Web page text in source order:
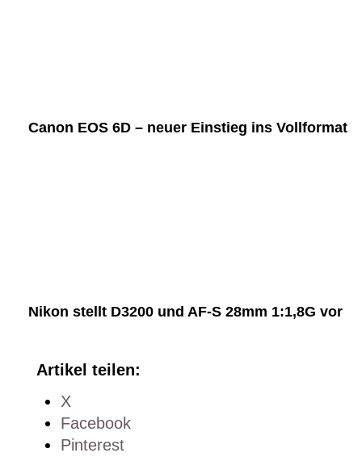
Canon EOS 6D – neuer Einstieg ins Vollformat
Nikon stellt D3200 und AF-S 28mm 1:1,8G vor
Artikel teilen:
X
Facebook
Pinterest